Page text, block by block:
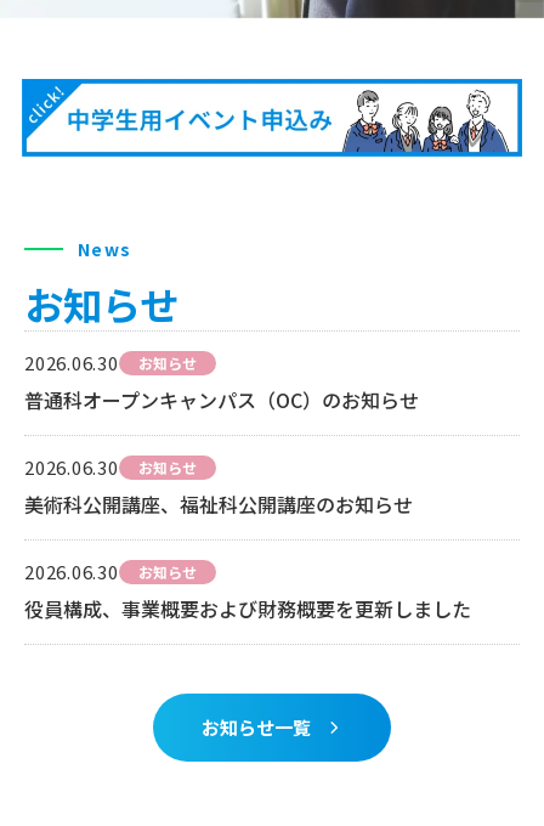
News
お知らせ
2026.06.30 お知らせ
普通科オープンキャンパス（OC）のお知らせ
2026.06.30 お知らせ
美術科公開講座、福祉科公開講座のお知らせ
2026.06.30 お知らせ
役員構成、事業概要および財務概要を更新しました
お知らせ一覧